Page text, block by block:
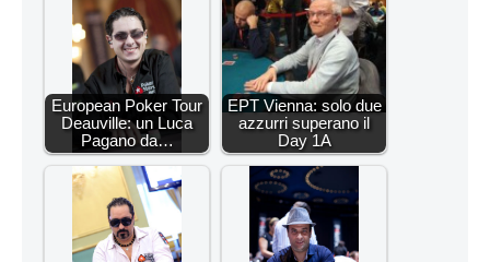
European Poker Tour
Deauville: un Luca
Pagano da…
EPT Vienna: solo due
azzurri superano il
Day 1A